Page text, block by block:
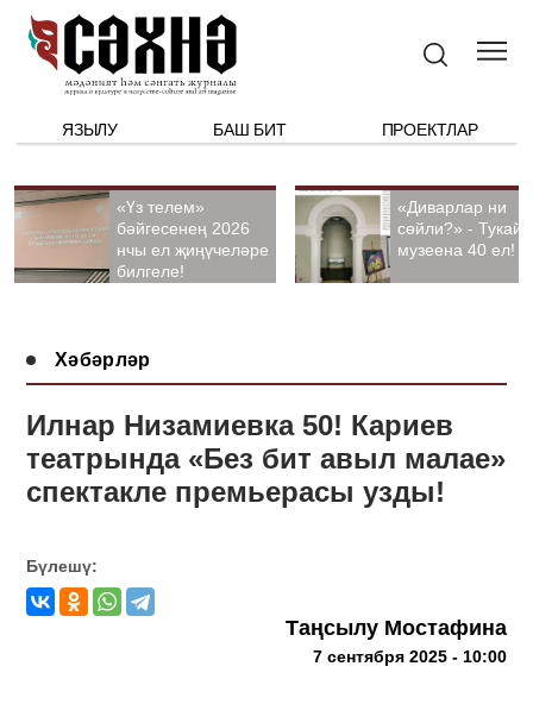
ЯЗЫЛУ БАШ БИТ ПРОЕКТЛАР
«Үз телем»
бәйгесенең 2026
нчы ел җиңүчеләре
билгеле!
«Диварлар ни
сөйли?» - Тукай
музеена 40 ел!
Хәбәрләр
Илнар Низамиевка 50! Кариев
театрында «Без бит авыл малае»
спектакле премьерасы узды!
Бүлешү:
Таңсылу Мостафина
7 сентября 2025 - 10:00